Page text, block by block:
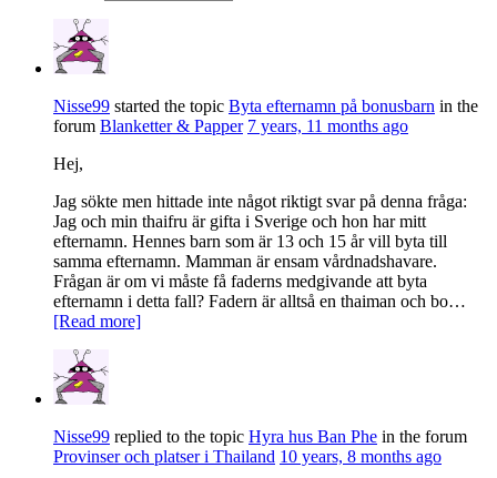
Nisse99 started the topic Byta efternamn på bonusbarn in the
forum Blanketter & Papper 7 years, 11 months ago
Hej,
Jag sökte men hittade inte något riktigt svar på denna fråga:
Jag och min thaifru är gifta i Sverige och hon har mitt
efternamn. Hennes barn som är 13 och 15 år vill byta till
samma efternamn. Mamman är ensam vårdnadshavare.
Frågan är om vi måste få faderns medgivande att byta
efternamn i detta fall? Fadern är alltså en thaiman och bo…
[Read more]
Nisse99 replied to the topic Hyra hus Ban Phe in the forum
Provinser och platser i Thailand 10 years, 8 months ago